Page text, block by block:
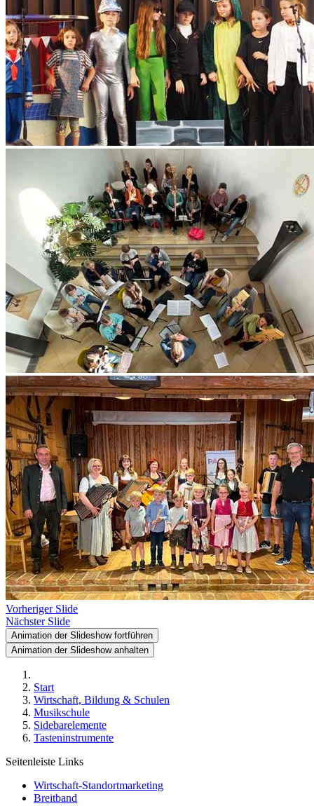
Vorheriger Slide
Nächster Slide
Animation der Slideshow fortführen
Animation der Slideshow anhalten
Start
Wirtschaft, Bildung & Schulen
Musikschule
Sidebarelemente
Tasteninstrumente
Seitenleiste Links
Wirtschaft-Standortmarketing
Breitband